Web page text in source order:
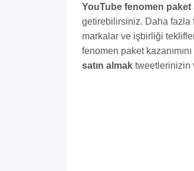
YouTube fenomen paket
getirebilirsiniz. Daha fazla
markalar ve işbirliği
fenomen paket
satın almak tweetlerinizin